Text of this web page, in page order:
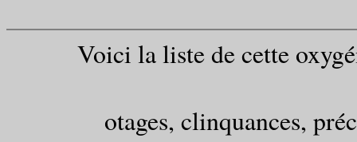
Voici la liste de cette
otages, clinquances,